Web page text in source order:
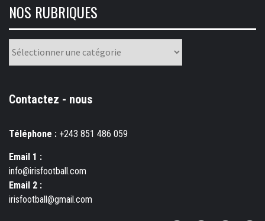
NOS RUBRIQUES
rubriques
Contactez - nous
Téléphone : +243 851 486 059
Email 1 :
info@irisfootball.com
Email 2 :
irisfootball@gmail.com